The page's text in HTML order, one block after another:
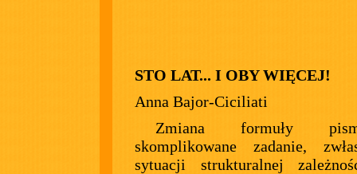
STO LAT... I OBY WIĘCEJ!
Anna Bajor-Ciciliati
Zmiana formuły
skomplikowane zadanie,
sytuacji strukturalnej